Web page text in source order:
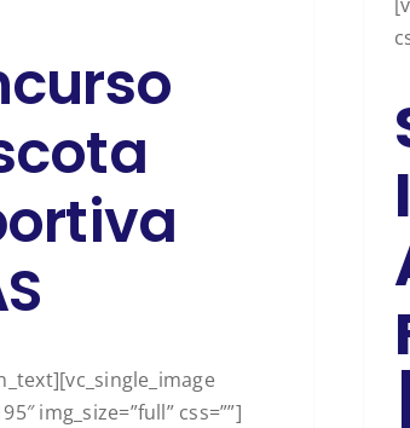
img_size=”full” css=””]